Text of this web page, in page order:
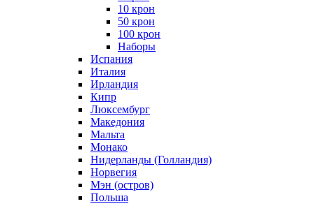
10 крон
50 крон
100 крон
Наборы
Испания
Италия
Ирландия
Кипр
Люксембург
Македония
Мальта
Монако
Нидерланды (Голландия)
Норвегия
Мэн (остров)
Польша